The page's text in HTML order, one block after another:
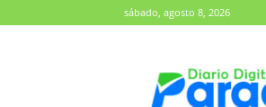
sábado, agosto 8, 2026